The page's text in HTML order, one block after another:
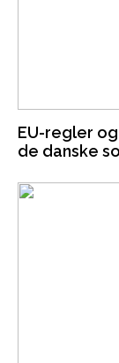
EU-regler
de danske